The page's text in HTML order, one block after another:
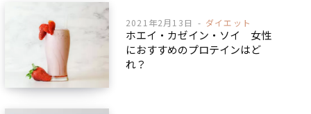
ダイエット
2021年2月13日
ホエイ・カゼイン・ソイ 女性
におすすめのプロテインはど
れ？